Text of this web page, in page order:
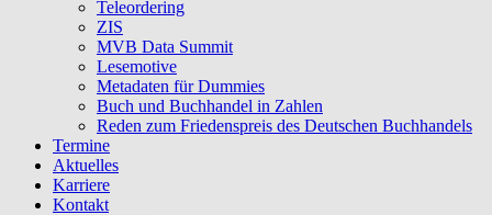
Teleordering
ZIS
MVB Data Summit
Lesemotive
Metadaten für Dummies
Buch und Buchhandel in Zahlen
Reden zum Friedenspreis des Deutschen Buchhandels
Termine
Aktuelles
Karriere
Kontakt